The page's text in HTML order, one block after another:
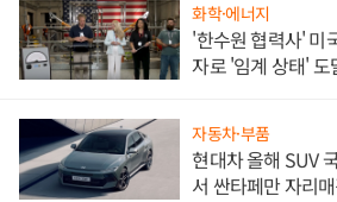
화학·에너지
'한수원 협력사' 미
자로 '임계 상태'
자동차·부품
현대차 올해 SUV
서 싼타페만 자리